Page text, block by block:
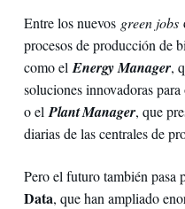
Entre los nuevos green jobs
procesos de producción de
como el Energy Manager,
soluciones innovadoras
o el Plant Manager, que
diarias de las centrales de
Pero el futuro también pasa
Data, que han ampliado